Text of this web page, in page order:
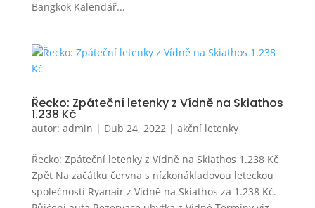
Bangkok Kalendář...
Řecko: Zpáteční letenky z Vídně na Skiathos
1.238 Kč
autor: admin | Dub 24, 2022| akční letenky
Řecko: Zpáteční letenky z Vídně na Skiathos 1.238 Kč
Zpět Na začátku června s nízkonákladovou leteckou
společností Ryanair z Vídně na Skiathos za 1.238 Kč.